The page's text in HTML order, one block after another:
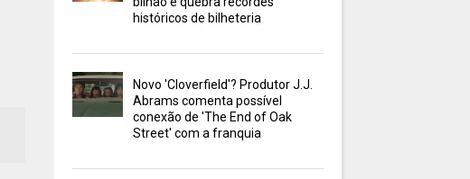
históricos de bilheteria
Novo 'Cloverfield'? Produtor J.J.
Abrams comenta possível
conexão de 'The End of Oak
Street' com a franquia